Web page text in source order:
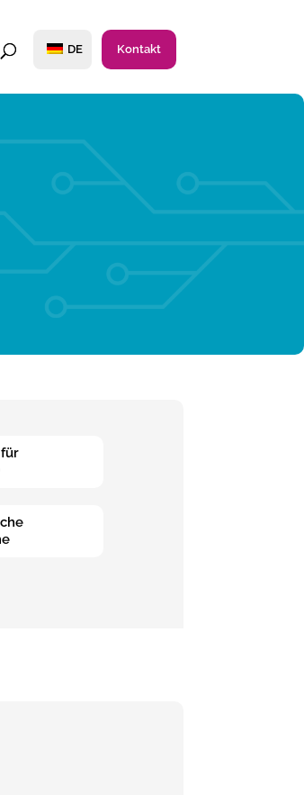
DE Kontakt